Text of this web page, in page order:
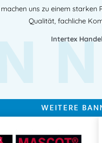
uns zu einem
Qualität, fachliche
Intertex
WEITERE